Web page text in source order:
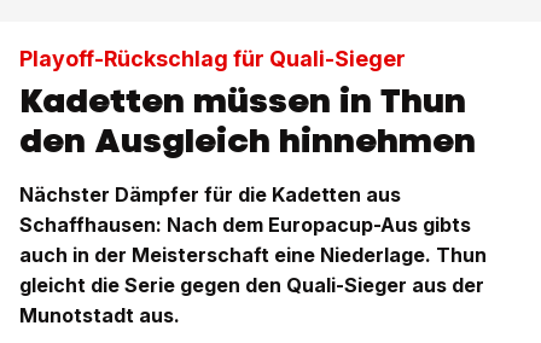
Playoff-Rückschlag für Quali-Sieger
Kadetten müssen in Thun
den Ausgleich hinnehmen
Nächster Dämpfer für die Kadetten aus
Schaffhausen: Nach dem Europacup-Aus gibts
auch in der Meisterschaft eine Niederlage. Thun
gleicht die Serie gegen den Quali-Sieger aus der
Munotstadt aus.